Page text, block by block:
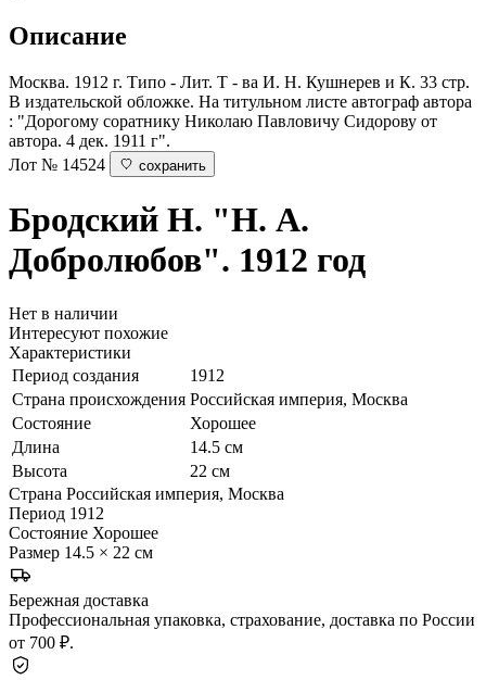
Описание
Москва. 1912 г. Типо - Лит. Т - ва И. Н. Кушнерев и К. 33 стр.
В издательской обложке. На титульном листе автограф автора
: "Дорогому соратнику Николаю Павловичу Сидорову от
автора. 4 дек. 1911 г".
Лот № 14524
сохранить
Бродский Н. "Н. А.
Добролюбов". 1912 год
Нет в наличии
Интересуют похожие
Характеристики
Период создания
1912
Страна происхождения Российская империя, Москва
Состояние
Хорошее
Длина
14.5 см
Высота
22 см
Страна Российская империя, Москва
Период 1912
Состояние Хорошее
Размер 14.5 × 22 см
Бережная доставка
Профессиональная упаковка, страхование, доставка по России
от 700 ₽.